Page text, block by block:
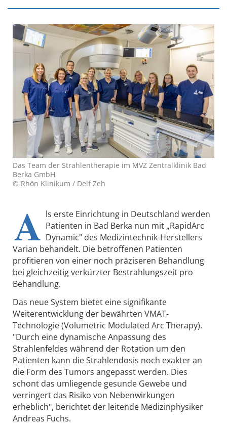
Das Team der Strahlentherapie im MVZ Zentralklinik Bad
Berka GmbH
© Rhön Klinikum / Delf Zeh
A ls erste Einrichtung in Deutschland werden
Patienten in Bad Berka nun mit „RapidArc
Dynamic" des Medizintechnik-Herstellers
Varian behandelt. Die betroffenen Patienten
profitieren von einer noch präziseren Behandlung
bei gleichzeitig verkürzter Bestrahlungszeit pro
Behandlung.
Das neue System bietet eine signifikante
Weiterentwicklung der bewährten VMAT-
Technologie (Volumetric Modulated Arc Therapy).
"Durch eine dynamische Anpassung des
Strahlenfeldes während der Rotation um den
Patienten kann die Strahlendosis noch exakter an
die Form des Tumors angepasst werden. Dies
schont das umliegende gesunde Gewebe und
verringert das Risiko von Nebenwirkungen
erheblich", berichtet der leitende Medizinphysiker
Andreas Fuchs.